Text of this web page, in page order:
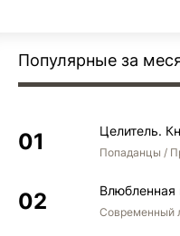
Популярные за
Целитель.
Влюбленная
Современный